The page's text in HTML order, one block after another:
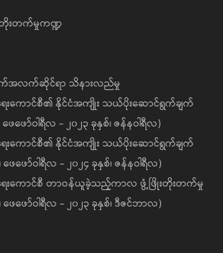
တိုးတက်မှုကဏ္ဍ
က်အလက်ဆိုင်ရာ သိနားလည်မှု
းကောင်စီ၏ နိုင်ငံအကျိုး သယ်ပိုးဆောင်ရွက်ချက်
ေဖော်ဝါရီလ - ၂၀၂၃ ခုနှစ်၊ ဇန်နဝါရီလ)
းကောင်စီ၏ နိုင်ငံအကျိုး သယ်ပိုးဆောင်ရွက်ချက်
ေဖော်ဝါရီလ - ၂၀၂၄ ခုနှစ်၊ ဇန်နဝါရီလ)
ေးကောင်စီ တာဝန်ယူခဲ့သည့်ကာလ ဖွံ့ဖြိုးတိုးတက်မှု
ေဖော်ဝါရီလ - ၂၀၂၃ ခုနှစ်၊ ဒီဇင်ဘာလ)